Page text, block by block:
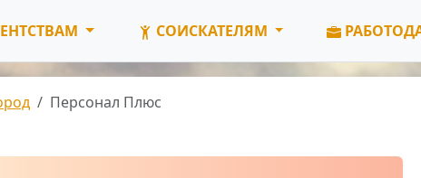
СОИСКАТЕЛЯМ
Персонал Плюс